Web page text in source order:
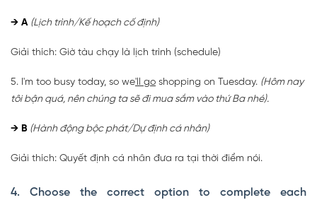
→ A (Lịch trình/Kế hoạch cố định)
Giải thích: Giờ tàu chạy là lịch trình (schedule)
5. I'm too busy today, so we'll go shopping on Tuesday. (Hôm nay
tôi bận quá, nên chúng ta sẽ đi mua sắm vào thứ Ba nhé).
→ B (Hành động bộc phát/Dự định cá nhân)
Giải thích: Quyết định cá nhân đưa ra tại thời điểm nói.
4. Choose the correct option to complete each